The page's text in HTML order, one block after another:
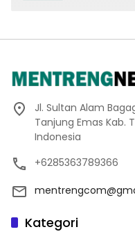
Jl. Sultan Alam
Tanjung Emas Kab.
Indonesia
+6285363789366
Kategori